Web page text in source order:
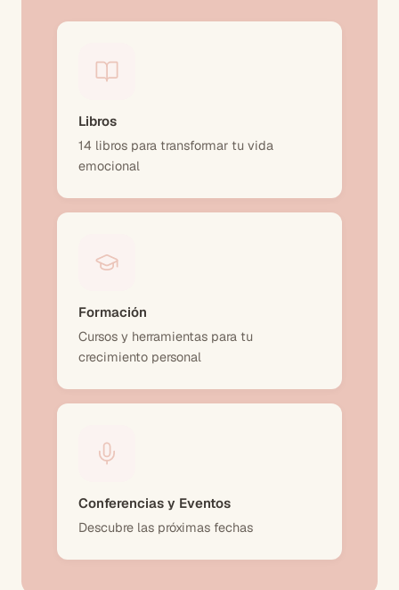
Libros
14 libros para transformar tu vida
emocional
Formación
Cursos y herramientas para tu
crecimiento personal
Conferencias y Eventos
Descubre las próximas fechas